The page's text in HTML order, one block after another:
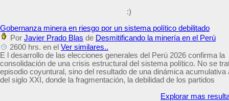
:)
Gobernanza minera en riesgo por un sistema político debilitado
Por Javier Prado Blas de Desmitificando la minería en el Perú
2600 hrs. en el Ver similares..
E l desarrollo de las elecciones generales del Perú 2026 confirma la
consolidación de una crisis estructural del sistema político. No se
episodio coyuntural, sino del resultado de una dinámica acumulativa
del siglo XXI, donde la fragmentación, la debilidad de los partidos
Explorar mas